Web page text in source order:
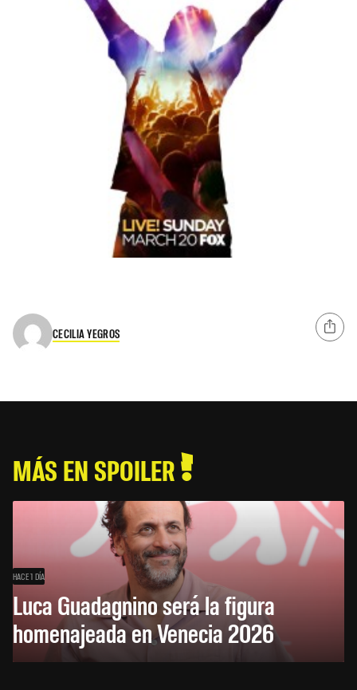
CECILIA YEGROS
MÁS EN SPOILER
HACE 1 DÍA
Luca Guadagnino será la figura
homenajeada en Venecia 2026